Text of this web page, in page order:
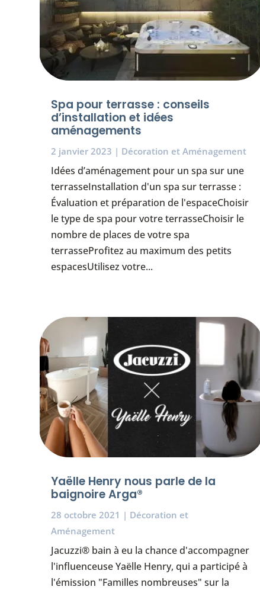
Spa pour terrasse : conseils
d’installation et idées
aménagements
2 janvier 2023 | Décoration et Aménagement
Idées d’aménagement pour un spa sur une
terrasseInstallation d'un spa sur terrasse :
Évaluation et préparation de l'espaceChoisir
le type de spa pour votre terrasseChoisir le
nombre de places de votre spa
terrasseProfitez au maximum des petits
espacesUtilisez votre...
Yaëlle Henry nous parle de la
baignoire Arga®
28 octobre 2021 | Décoration et
Aménagement
Jacuzzi® bain à eu la chance d'accompagner
l'influenceuse Yaëlle Henry, qui a participé à
l'émission "Familles nombreuses" sur la